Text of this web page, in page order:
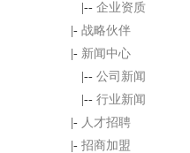
|-- 企业资质
|- 战略伙伴
|- 新闻中心
|-- 公司新闻
|-- 行业新闻
|- 人才招聘
|- 招商加盟